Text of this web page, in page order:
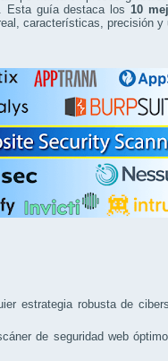
Esta guía destaca los 10
características, precisión y
estrategia robusta de
de seguridad web